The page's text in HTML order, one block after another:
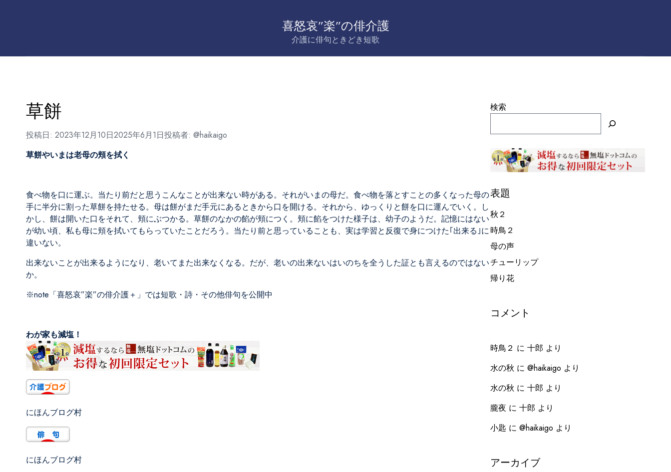
喜怒哀”楽”の俳介護
介護に俳句ときどき短歌
草餅
投稿日: 2023年12月10日2025年6月1日投稿者: @haikaigo
草餅やいまは老母の頬を拭く
食べ物を口に運ぶ。当たり前だと思うこんなことが出来ない時がある。それがいまの母だ。食べ物を落とすことの多くなった母の
手に半分に割った草餅を持たせる。母は餅がまだ手元にあるときから口を開ける。それから、ゆっくりと餅を口に運んでいく。し
かし、餅は開いた口をそれて、頬にぶつかる。草餅のなかの餡が頬につく。頬に餡をつけた様子は、幼子のようだ。記憶にはない
が幼い頃、私も母に頬を拭いてもらっていたことだろう。当たり前と思っていることも、実は学習と反復で身につけた｢出来る｣に
違いない。
出来ないことが出来るようになり、老いてまた出来なくなる。だが、老いの出来ないはいのちを全うした証とも言えるのではない
か。
※note 「喜怒哀”楽”の俳介護＋」 では短歌・詩・その他俳句を公開中
わが家も減塩！
にほんブログ村
にほんブログ村
検索
表題
秋２
時鳥２
母の声
チューリップ
帰り花
コメント
時鳥２ に 十郎 より
水の秋 に @haikaigo より
水の秋 に 十郎 より
朧夜 に 十郎 より
小匙 に @haikaigo より
アーカイブ